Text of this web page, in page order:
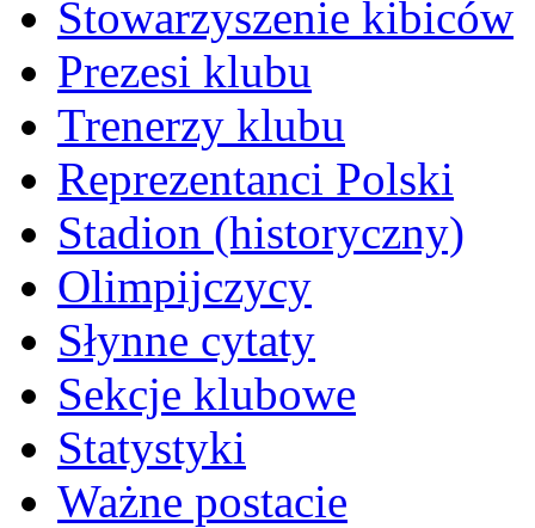
Stowarzyszenie kibiców
Prezesi klubu
Trenerzy klubu
Reprezentanci Polski
Stadion (historyczny)
Olimpijczycy
Słynne cytaty
Sekcje klubowe
Statystyki
Ważne postacie